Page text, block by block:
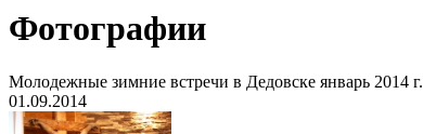
Фотографии
Молодежные зимние встречи в Дедовске январь 2014 г.
01.09.2014